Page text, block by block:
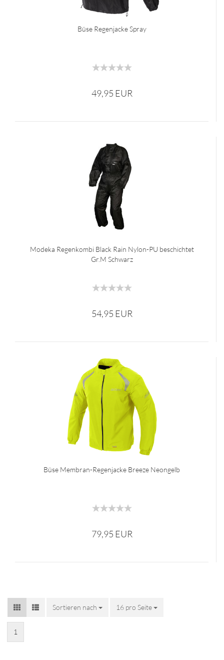
Büse Regenjacke Spray
49,95 EUR
Modeka Regenkombi Black Rain Nylon-PU beschichtet
Gr.M Schwarz
54,95 EUR
Büse Membran-Regenjacke Breeze Neongelb
79,95 EUR
Sortieren nach 16 pro Seite
1